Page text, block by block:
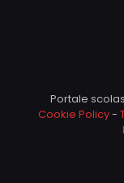
Portale
Cookie Policy-